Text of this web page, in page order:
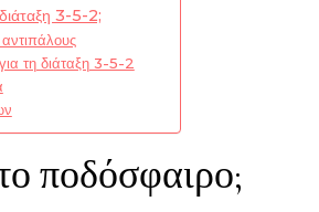
3-5-2;
για τη διάταξη 3-5-2
ποδόσφαιρο;